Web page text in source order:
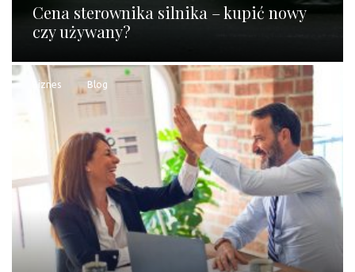
Cena sterownika silnika – kupić nowy
czy używany?
Biznes Blog